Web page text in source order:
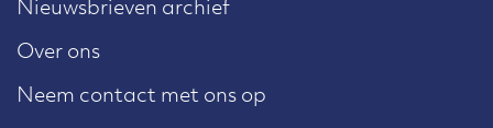
Nieuwsbrieven archief
Over ons
Neem contact met ons op